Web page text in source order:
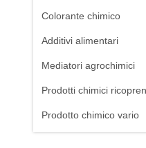
Colorante chimico
Additivi alimentari
Mediatori agrochimici
Prodotti chimici
Prodotto chimico vario